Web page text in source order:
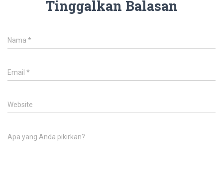
Tinggalkan Balasan
Nama *
Email *
Website
Apa yang Anda pikirkan?